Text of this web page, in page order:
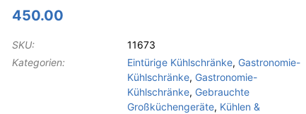
450.00
SKU:
11673
Kategorien:
Eintürige Kühlschränke, Gastronomie-
Kühlschränke, Gastronomie-
Kühlschränke, Gebrauchte
Großküchengeräte, Kühlen &